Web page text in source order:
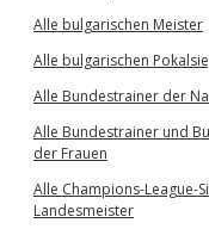
Alle bulgarischen Meister
Alle bulgarischen
Alle Bundestrainer der
Alle Bundestrainer und
der Frauen
Alle Champions-League-
Landesmeister